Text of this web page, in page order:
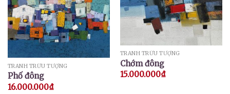
TRANH TRỪU TƯỢNG
Phố đông
16.000.000₫
TRANH TRỪU TƯỢNG
Chớm đông
15.000.000₫